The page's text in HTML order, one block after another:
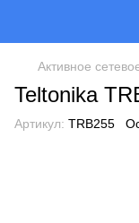
Активное
Teltonika
Артикул: TRB255